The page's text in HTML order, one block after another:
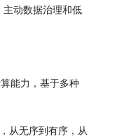
动数据治理和低
能力，基于多种
从无序到有序，从